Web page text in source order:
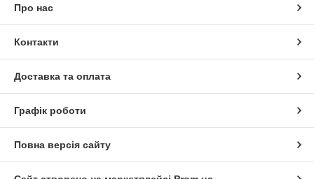
Про нас
Контакти
Доставка та оплата
Графік роботи
Повна версія сайту